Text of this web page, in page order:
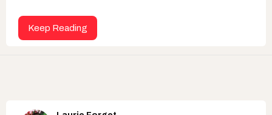
Keep Reading